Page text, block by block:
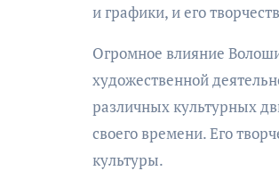
и графики, и его
Огромное влияние
художественной
различных культурных
своего времени. Его
культуры.